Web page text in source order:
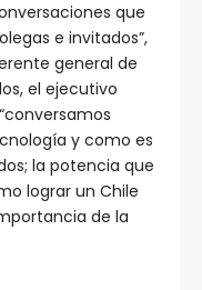
que
e invitados”,
general de
el ejecutivo
y como es
la potencia que
lograr un Chile
de la